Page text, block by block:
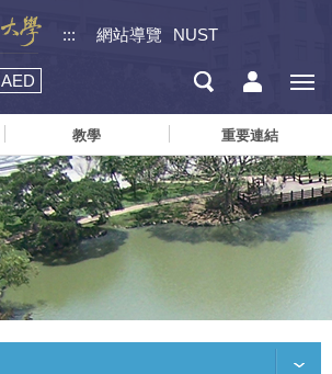
::: 網站導覽 NUST
AED
教學 重要連結